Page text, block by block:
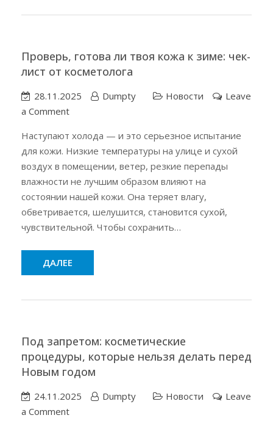
Проверь, готова ли твоя кожа к зиме: чек-
лист от косметолога
28.11.2025 Dumpty Новости
Leave
a Commenton
готова
ли
твоя
кожа
к
зиме:
чек-
лист
от
косметолога
Наступают холода — и это серьезное испытание
для кожи. Низкие температуры на улице и сухой
воздух в помещении, ветер, резкие перепады
влажности не лучшим образом влияют на
состоянии нашей кожи. Она теряет влагу,
обветривается, шелушится, становится сухой,
чувствительной. Чтобы сохранить…
ДАЛЕЕ
Под запретом: косметические
процедуры, которые нельзя делать перед
Новым годом
24.11.2025 Dumpty Новости
Leave
a Commenton